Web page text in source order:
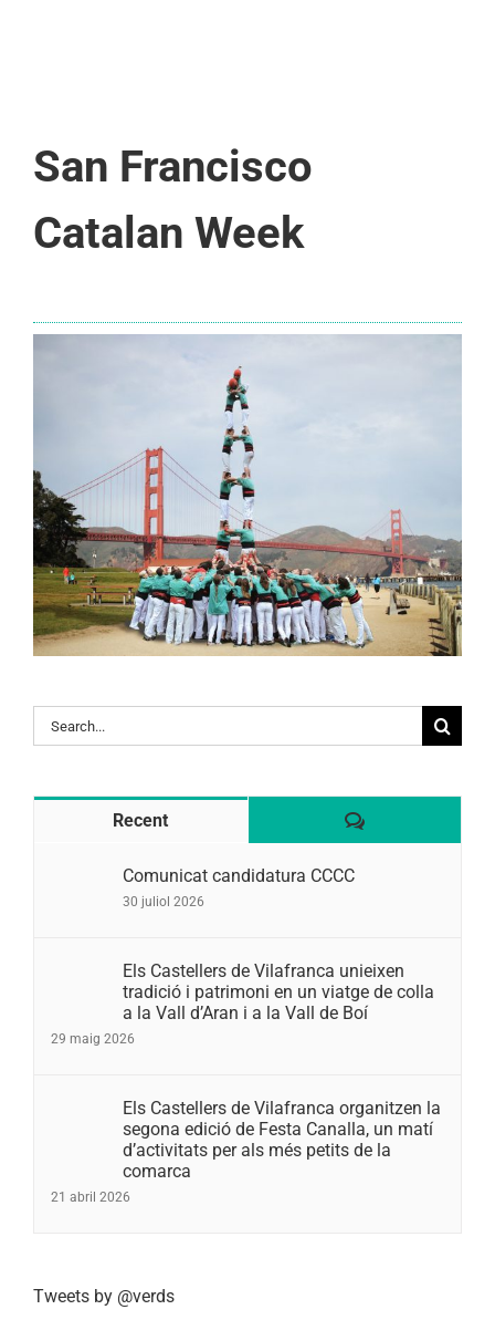
San Francisco
Catalan Week
Search
for:
Recent Comentaris
Comunicat candidatura CCCC
30 juliol 2026
Els Castellers de Vilafranca unieixen
tradició i patrimoni en un viatge de colla
a la Vall d’Aran i a la Vall de Boí
29 maig 2026
Els Castellers de Vilafranca organitzen la
segona edició de Festa Canalla, un matí
d’activitats per als més petits de la
comarca
21 abril 2026
Tweets by @verds